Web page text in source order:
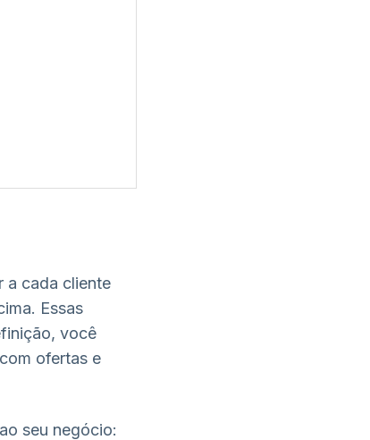
a cada cliente
Essas
você
ofertas e
seu negócio: